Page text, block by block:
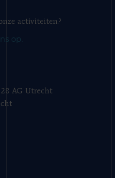
activiteiten?
op.
AG Utrecht